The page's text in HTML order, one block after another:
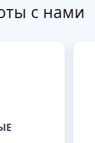
с нами